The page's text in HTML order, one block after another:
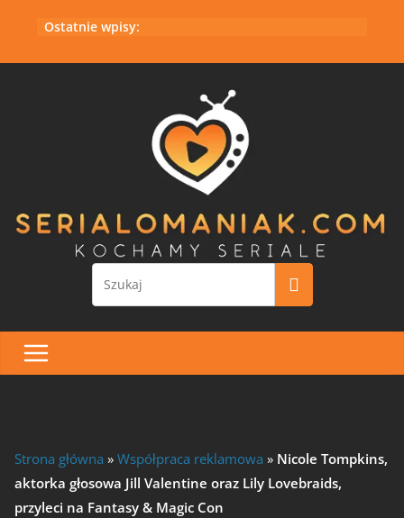
Ostatnie wpisy:
Strona główna » Współpraca reklamowa » Nicole Tompkins,
aktorka głosowa Jill Valentine oraz Lily Lovebraids,
przyleci na Fantasy & Magic Con